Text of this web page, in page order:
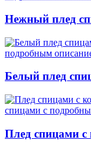
Нежный плед
Белый плед
Плед спицами